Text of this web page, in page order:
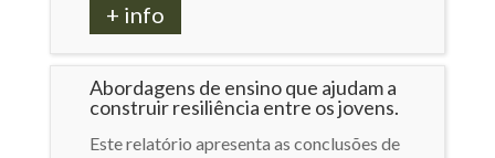
+ info
Abordagens de ensino que ajudam a
construir resiliência entre os jovens.
Este relatório apresenta as conclusões de